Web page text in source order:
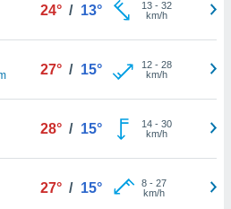
24° / 13° 13- 32
km/h
27° / 15° 12- 28
km/h
28° / 15° 14- 30
km/h
27° / 15° 8- 27
km/h